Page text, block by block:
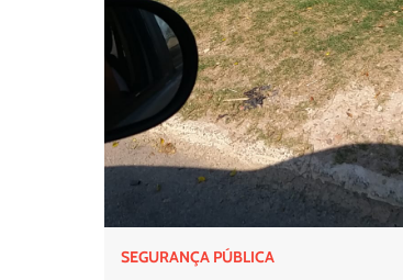
SEGURANÇA PÚBLICA